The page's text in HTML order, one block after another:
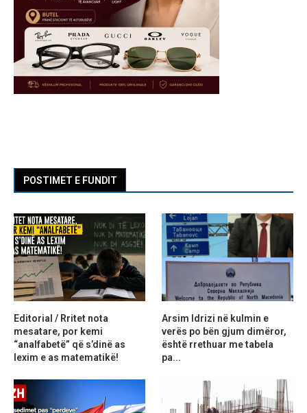
POSTIMET E FUNDIT
Editorial / Rritet nota
mesatare, por kemi
“analfabetë” që s’dinë as
lexim e as matematikë!
Arsim Idrizi në kulmin e
verës po bën gjum dimëror,
është rrethuar me tabela
pa...